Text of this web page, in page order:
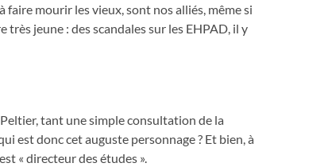
faire mourir les vieux, sont nos alliés, même si
jeune : des scandales sur les EHPAD, il y
tant une simple consultation de la
est donc cet auguste personnage ? Et bien, à
« directeur des études ».